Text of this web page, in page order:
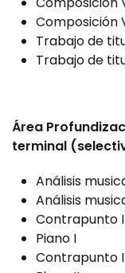
Composición
Trabajo de
Trabajo de
Área
terminal
Análisis
Análisis
Contrapunto
Piano I
Contrapunto